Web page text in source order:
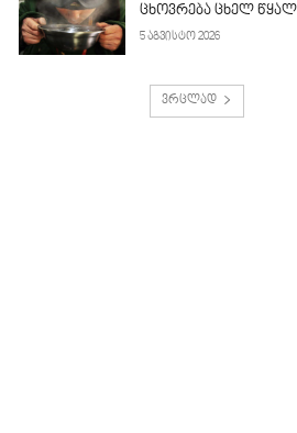
ცხოვრება ცხელ
5 აგვისტო 2026
ვრცლად